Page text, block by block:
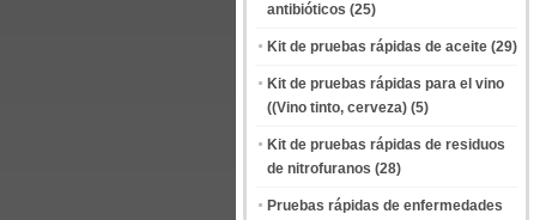
antibióticos (25)
Kit de pruebas rápidas de aceite (29)
Kit de pruebas rápidas para el vino
((Vino tinto, cerveza) (5)
Kit de pruebas rápidas de residuos
de nitrofuranos (28)
Pruebas rápidas de enfermedades